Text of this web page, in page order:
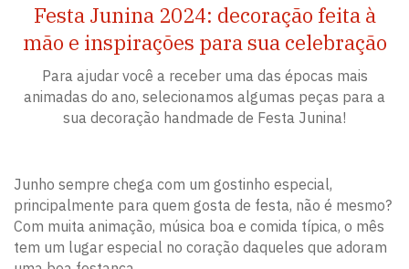
Festa Junina 2024: decoração feita à
mão e inspirações para sua celebração
Para ajudar você a receber uma das épocas mais
animadas do ano, selecionamos algumas peças para a
sua decoração handmade de Festa Junina!
Junho sempre chega com um gostinho especial,
principalmente para quem gosta de festa, não é mesmo?
Com muita animação, música boa e comida típica, o mês
tem um lugar especial no coração daqueles que adoram